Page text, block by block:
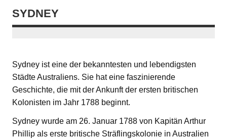
SYDNEY
Sydney ist eine der bekanntesten und lebendigsten
Städte Australiens. Sie hat eine faszinierende
Geschichte, die mit der Ankunft der ersten britischen
Kolonisten im Jahr 1788 beginnt.
Sydney wurde am 26. Januar 1788 von Kapitän Arthur
Phillip als erste britische Sträflingskolonie in Australien